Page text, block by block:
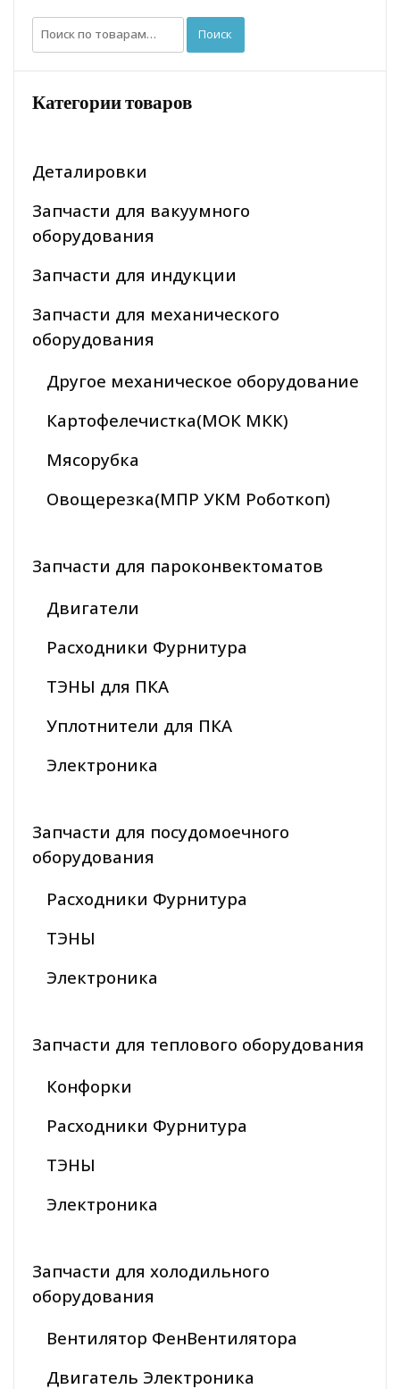
Искать: Поиск
Категории товаров
Деталировки
Запчасти для вакуумного
оборудования
Запчасти для индукции
Запчасти для механического
оборудования
Другое механическое оборудование
Картофелечистка(МОК МКК)
Мясорубка
Овощерезка(МПР УКМ Роботкоп)
Запчасти для пароконвектоматов
Двигатели
Расходники Фурнитура
ТЭНЫ для ПКА
Уплотнители для ПКА
Электроника
Запчасти для посудомоечного
оборудования
Расходники Фурнитура
ТЭНЫ
Электроника
Запчасти для теплового оборудования
Конфорки
Расходники Фурнитура
ТЭНЫ
Электроника
Запчасти для холодильного
оборудования
Вентилятор ФенВентилятора
Двигатель Электроника